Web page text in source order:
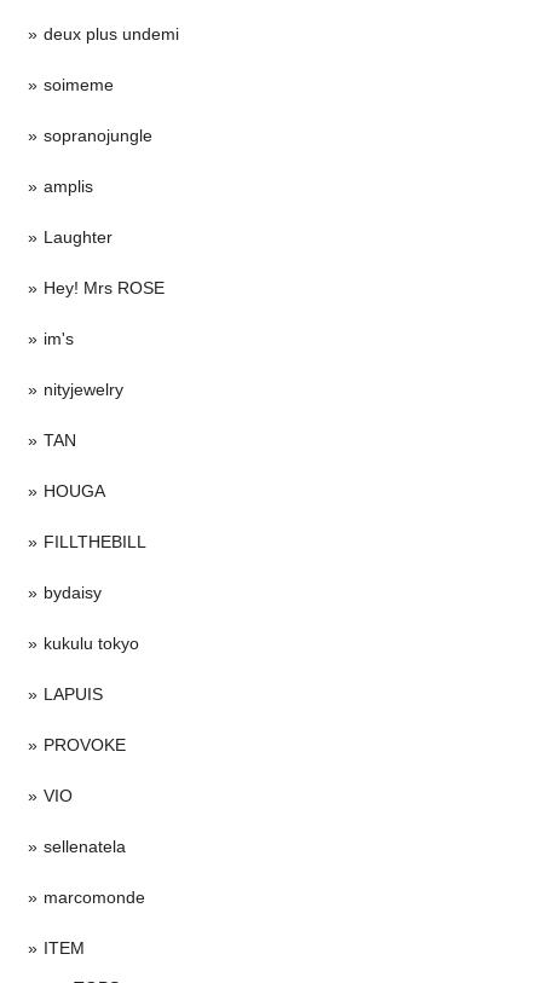
deux plus undemi
soimeme
sopranojungle
amplis
Laughter
Hey! Mrs ROSE
im's
nityjewelry
TAN
HOUGA
FILLTHEBILL
bydaisy
kukulu tokyo
LAPUIS
PROVOKE
VIO
sellenatela
marcomonde
ITEM